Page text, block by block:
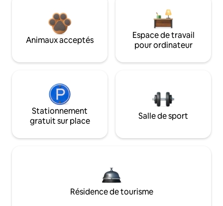
Animaux acceptés
Espace de travail
pour ordinateur
Stationnement
gratuit sur place
Salle de sport
Résidence de tourisme